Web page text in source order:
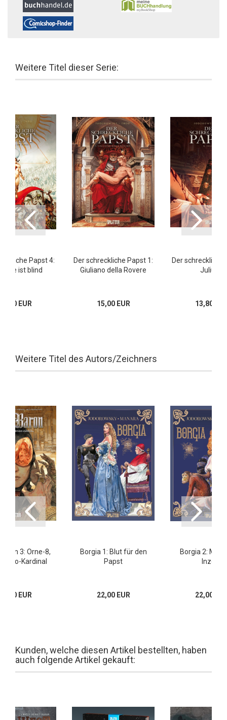
Weitere Titel dieser Serie:
Papst 4:
ist blind
EUR
Der schreckliche Papst 1:
Giuliano della Rovere
15,00 EUR
Der schreckliche
Julius II
13,80
Weitere Titel des Autors/Zeichners
3: Orne-8,
Kardinal
EUR
Borgia 1: Blut für den
Papst
22,00 EUR
Borgia 2:
Inzest
22,00
Kunden, welche diesen Artikel bestellten, haben
auch folgende Artikel gekauft: